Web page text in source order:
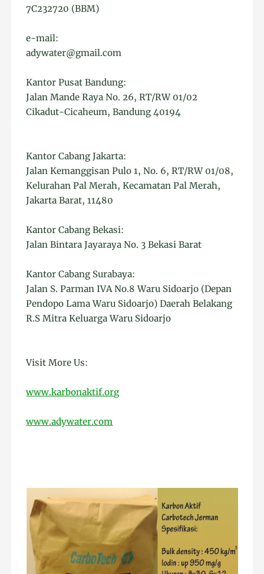
7C232720 (BBM)
e-mail:
adywater@gmail.com
Kantor Pusat Bandung:
Jalan Mande Raya No. 26, RT/RW 01/02
Cikadut-Cicaheum, Bandung 40194
Kantor Cabang Jakarta:
Jalan Kemanggisan Pulo 1, No. 6, RT/RW 01/08,
Kelurahan Pal Merah, Kecamatan Pal Merah,
Jakarta Barat, 11480
Kantor Cabang Bekasi:
Jalan Bintara Jayaraya No. 3 Bekasi Barat
Kantor Cabang Surabaya:
Jalan S. Parman IVA No.8 Waru Sidoarjo (Depan
Pendopo Lama Waru Sidoarjo) Daerah Belakang
R.S Mitra Keluarga Waru Sidoarjo
Visit More Us:
www.karbonaktif.org
www.adywater.com